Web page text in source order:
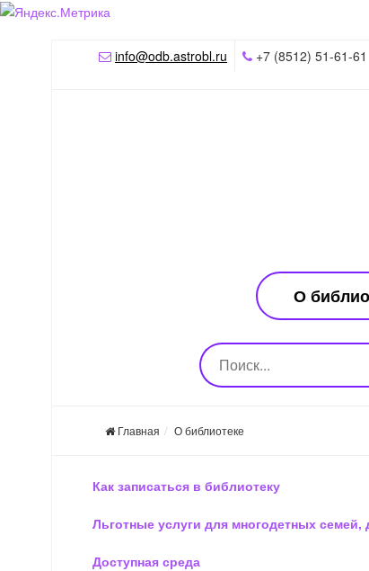
info@odb.astrobl.ru
+7 (8512) 51-61-61
О
Главная О библиотеке
Как записаться в библиотеку
Льготные услуги для многодетных
Доступная среда